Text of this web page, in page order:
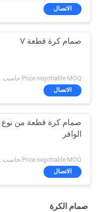
الاتصال
صمام كرة قطعة V
الاتصال
صمام كرة قطعة من نوع
الوافر
الاتصال
صمام الكرة